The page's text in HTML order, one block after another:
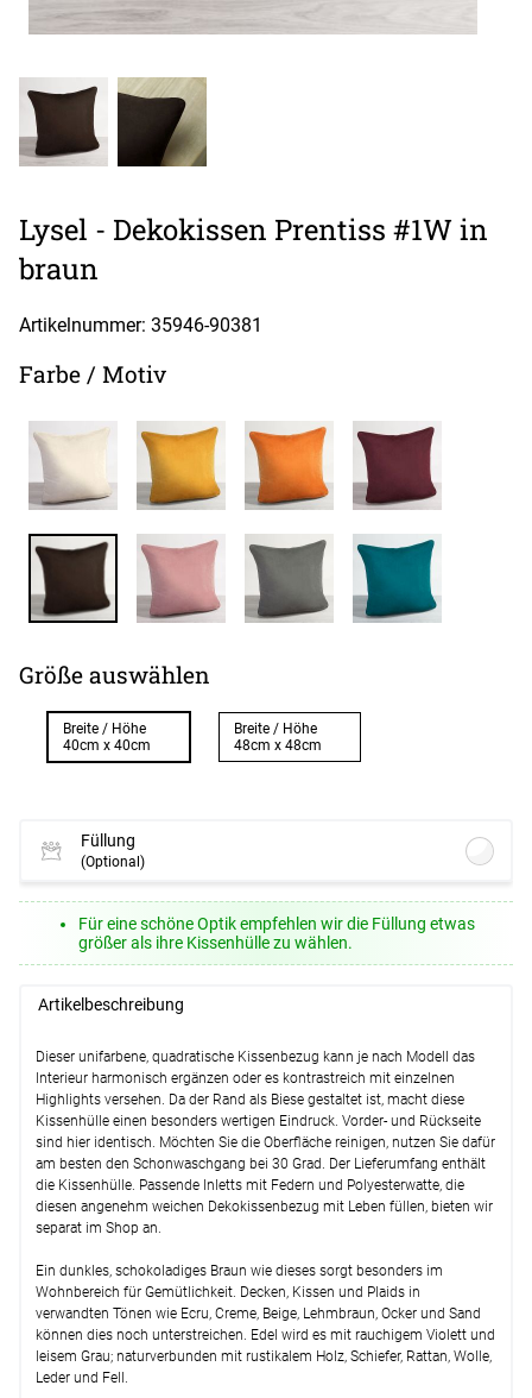
Lysel - Dekokissen Prentiss #1W in
braun
Artikelnummer: 35946-90381
Farbe / Motiv
Größe auswählen
Breite / Höhe
40cm x 40cm
Breite / Höhe
48cm x 48cm
Füllung
(Optional)
+13,45 EUR)
Optionen verfügbar, bitte konfigurieren.
Lysel - Kissenfüllung Polyesterwatte
(ab +13,95 EUR)
Optionen verfügbar, bitte konfigurieren.
Weiter
Für eine schöne Optik empfehlen wir die Füllung etwas
größer als ihre Kissenhülle zu wählen.
Artikelbeschreibung
Dieser unifarbene, quadratische Kissenbezug kann je nach Modell das
Interieur harmonisch ergänzen oder es kontrastreich mit einzelnen
Highlights versehen. Da der Rand als Biese gestaltet ist, macht diese
Kissenhülle einen besonders wertigen Eindruck. Vorder- und Rückseite
sind hier identisch. Möchten Sie die Oberfläche reinigen, nutzen Sie dafür
am besten den Schonwaschgang bei 30 Grad. Der Lieferumfang enthält
die Kissenhülle. Passende Inletts mit Federn und Polyesterwatte, die
diesen angenehm weichen Dekokissenbezug mit Leben füllen, bieten wir
separat im Shop an.
Ein dunkles, schokoladiges Braun wie dieses sorgt besonders im
Wohnbereich für Gemütlichkeit. Decken, Kissen und Plaids in
verwandten Tönen wie Ecru, Creme, Beige, Lehmbraun, Ocker und Sand
können dies noch unterstreichen. Edel wird es mit rauchigem Violett und
leisem Grau; naturverbunden mit rustikalem Holz, Schiefer, Rattan, Wolle,
Leder und Fell.